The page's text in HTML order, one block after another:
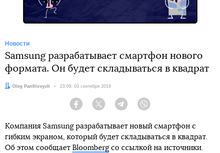
Новости
Samsung разрабатывает смартфон нового
формата. Он будет складываться в квадрат
Автор:
Oleg Panfilovych Дата:
23:09, 03 сентября 2019
Facebook Twitter Telegram
Компания Samsung разрабатывает новый смартфон с
гибким экраном, который будет складываться в квадрат.
Об этом сообщает Bloombergсо ссылкой на источники.